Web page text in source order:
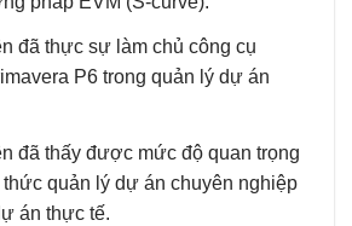
đã thực sự làm chủ công cụ
P6 trong quản lý dự án
đã thấy được mức độ quan trọng
thức quản lý dự án chuyên nghiệp
án thực tế.